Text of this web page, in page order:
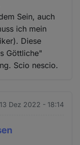
Sein, auch
ich mein
Diese
Göttliche"
Scio nescio.
Dez 2022 - 18:14